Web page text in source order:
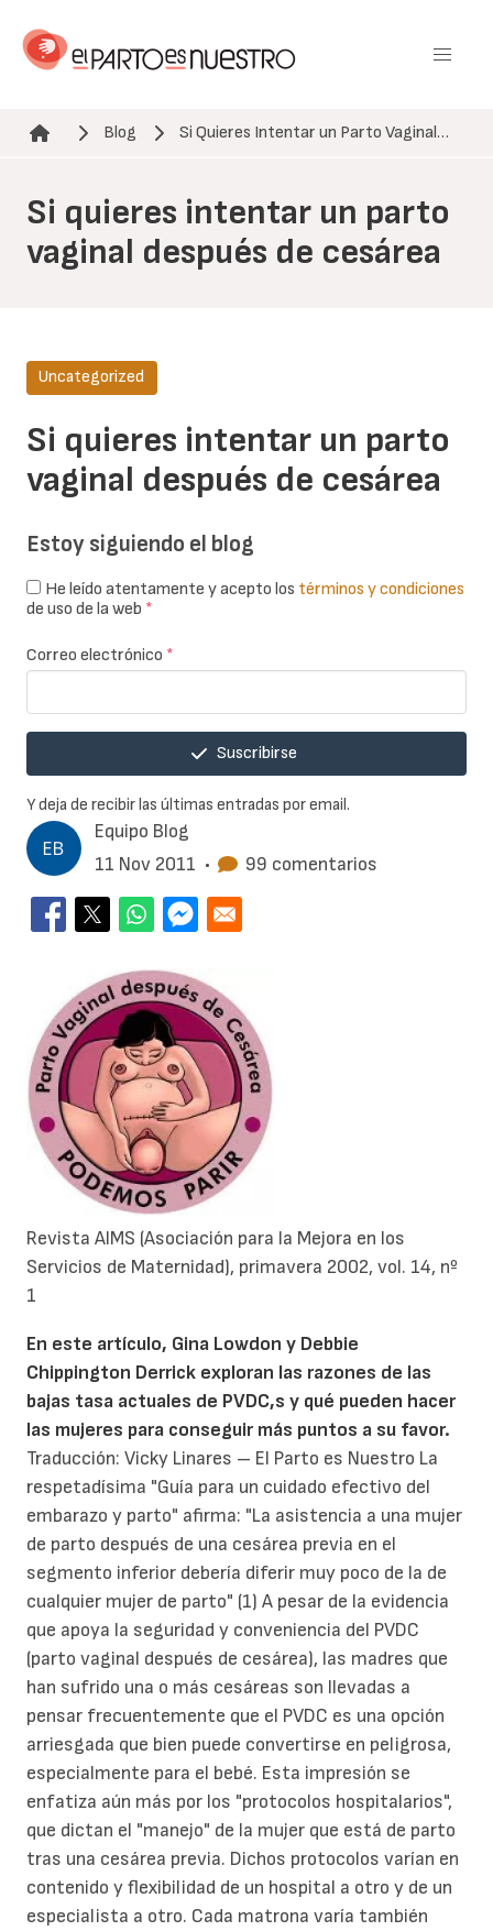
contenido
Ruta de navegación
Blog Si Quieres Intentar un Parto Vaginal…
Si quieres intentar un parto
vaginal después de cesárea
Equipo Blog
11 Nov 2011 • 99 comentarios
Si quieres intentar un parto
vaginal después de cesárea
Uncategorized
Revista AIMS (Asociación para la Mejora en los
Servicios de Maternidad), primavera 2002, vol. 14, nº
1
En este artículo, Gina Lowdon y Debbie
Chippington Derrick exploran las razones de las
bajas tasa actuales de PVDC,s y qué pueden hacer
las mujeres para conseguir más puntos a su favor.
Traducción: Vicky Linares – El Parto es Nuestro La
respetadísima "Guía para un cuidado efectivo del
embarazo y parto" afirma: "La asistencia a una mujer
de parto después de una cesárea previa en el
segmento inferior debería diferir muy poco de la de
cualquier mujer de parto" (1) A pesar de la evidencia
que apoya la seguridad y conveniencia del PVDC
(parto vaginal después de cesárea), las madres que
han sufrido una o más cesáreas son llevadas a
pensar frecuentemente que el PVDC es una opción
arriesgada que bien puede convertirse en peligrosa,
especialmente para el bebé. Esta impresión se
enfatiza aún más por los "protocolos hospitalarios",
que dictan el "manejo" de la mujer que está de parto
tras una cesárea previa. Dichos protocolos varían en
contenido y flexibilidad de un hospital a otro y de un
especialista a otro. Cada matrona varía también
Estoy siguiendo el blog
He leído atentamente y acepto los términos y condiciones
de uso de la web *
Correo electrónico *
Suscribirse
Y deja de recibir las últimas entradas por email.